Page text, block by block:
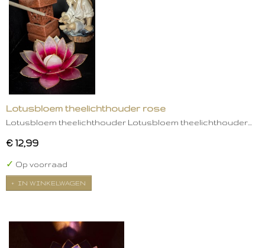
Lotusbloem theelichthouder rose
Lotusbloem theelichthouder Lotusbloem theelichthouder…
€ 12,99
✓ Op voorraad
IN WINKELWAGEN